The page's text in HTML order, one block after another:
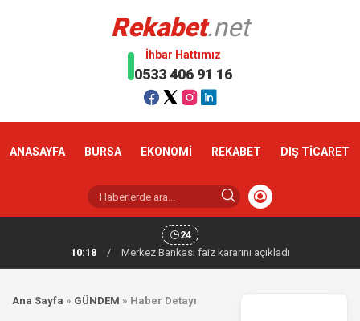
Rekabet.net
İhbar Hattımız
0533 406 91 16
ANASAYFA BURSA EKONOMİ REKABET DIŞ TİCARET
24
10:18
/ Merkez Bankası faiz kararını açıkladı
Ana Sayfa » GÜNDEM » Haber Detayı